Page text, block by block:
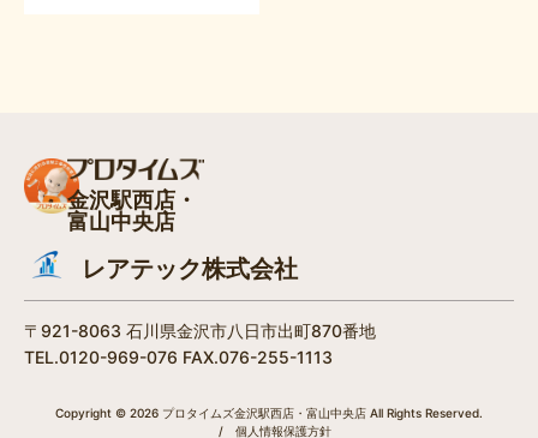
金沢駅西店・
富山中央店
レアテック株式会社
〒921-8063 石川県金沢市八日市出町870番地
TEL.0120-969-076 FAX.076-255-1113
Copyright © 2026 プロタイムズ金沢駅西店・富山中央店 All Rights Reserved.
/
個人情報保護方針